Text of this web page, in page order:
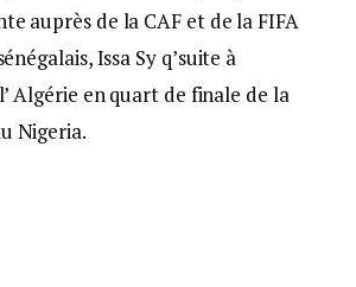
auprès de la CAF et de la FIFA
Issa Sy q’suite à
Algérie en quart de finale de la
Nigeria.